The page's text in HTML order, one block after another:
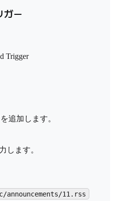
ガー
Trigger
追加します。
します。
11.rss